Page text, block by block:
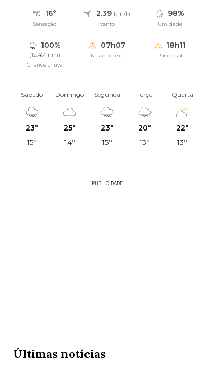
16°
Sensação
2.39 km/h
Vento
98%
Umidade
100%
(12.47mm)
Chance chuva
07h07
Nascer do sol
18h11
Pôr do sol
Sábado
23°
15°
Domingo
25°
14°
Segunda
23°
15°
Terça
20°
13°
Quarta
22°
13°
PUBLICIDADE
Últimas notícias